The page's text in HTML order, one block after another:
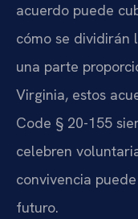
acuerdo puede
cómo se dividirán
una parte
Virginia, estos
Code § 20-155
celebren
convivencia
futuro.